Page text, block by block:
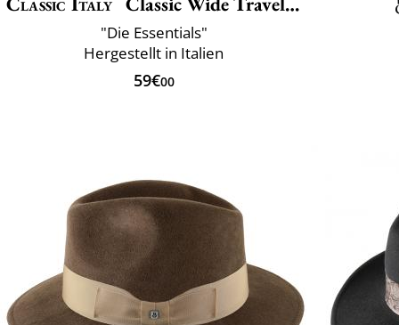
"Die Essentials"
Hergestellt in Italien
59€00